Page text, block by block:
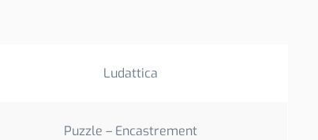
Ludattica
Puzzle – Encastrement